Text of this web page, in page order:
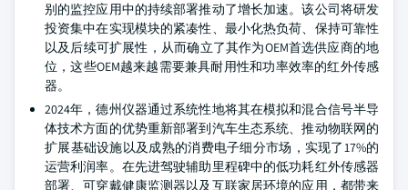
别的监控应用中的持续部署推动了增长加速。该公司将研发
投资集中在实现模块的紧凑性、最小化热负荷、保持可靠性
以及后续可扩展性，从而确立了其作为OEM首选供应商的地
位，这些OEM越来越需要兼具耐用性和功率效率的红外传感
器。
2024年，德州仪器通过系统性地将其在模拟和混合信号半导
体技术方面的优势重新部署到汽车生态系统、推动物联网的
扩展基础设施以及成熟的消费电子细分市场，实现了17%的
运营利润率。在先进驾驶辅助里程碑中的低功耗红外传感器
部署、可穿戴健康监测器以及互联家居环境的应用，都带来